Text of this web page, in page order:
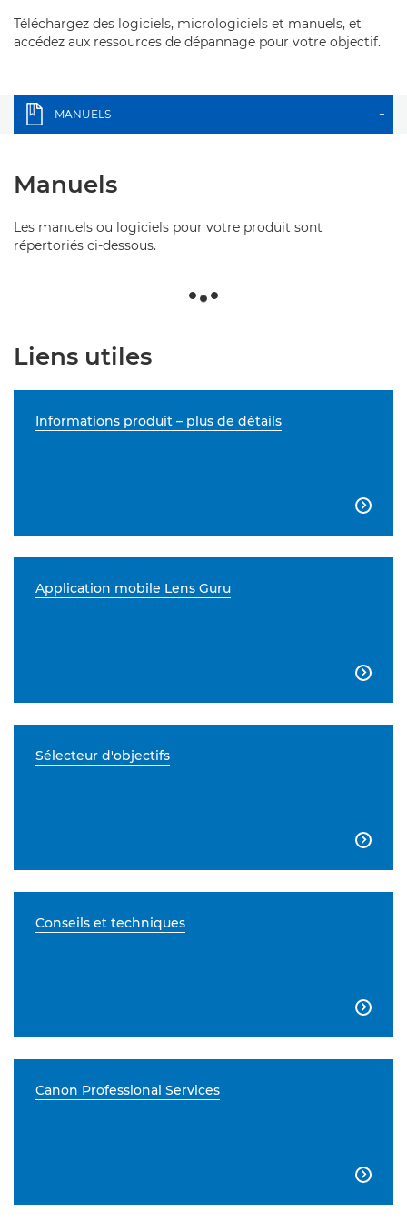
Téléchargez des logiciels, micrologiciels et manuels, et
accédez aux ressources de dépannage pour votre objectif.
MANUELS +
Manuels
Les manuels ou logiciels pour votre produit sont
répertoriés ci-dessous.
Liens utiles
Informations produit – plus de détails

Application mobile Lens Guru

Sélecteur d'objectifs

Conseils et techniques

Canon Professional Services
